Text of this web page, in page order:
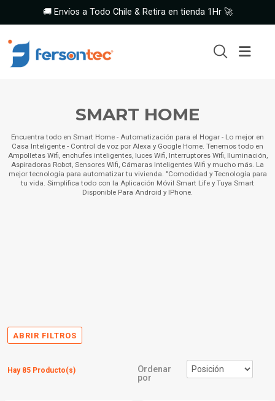
🚚 Envíos a Todo Chile & Retira en tienda 1Hr 🚀
SMART HOME
Encuentra todo en Smart Home - Automatización para el Hogar - Lo mejor en
Casa Inteligente - Control de voz por Alexa y Google Home. Tenemos todo en
Ampolletas Wifi, enchufes inteligentes, luces Wifi, Interruptores Wifi, Iluminación,
Aspiradoras Robot, Sensores Wifi, Cámaras Inteligentes Wifi y mucho más. La
mejor tecnología para automatizar tu vivienda. "Comodidad y Tecnología para
tu vida. Simplifica todo con la Aplicación Móvil Smart Life y Tuya Smart
Disponible Para Android y IPhone.
ABRIR FILTROS
Hay 85 Producto(s)
Ordenar
por